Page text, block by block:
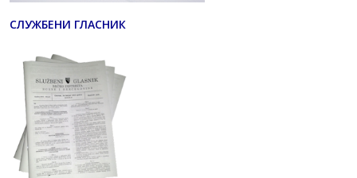
СЛУЖБЕНИ ГЛАСНИК